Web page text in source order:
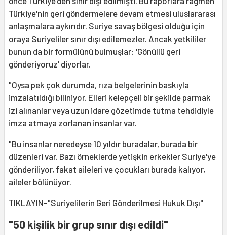
Türkiye'nin geri göndermelere devam etmesi uluslararası
anlaşmalara aykırıdır. Suriye savaş bölgesi olduğu için
oraya Suriyeliler sınır dışı edilemezler. Ancak yetkililer
bunun da bir formülünü bulmuşlar: 'Gönüllü geri
gönderiyoruz' diyorlar.
"Oysa pek çok durumda, rıza belgelerinin baskıyla
imzalatıldığı biliniyor. Elleri kelepçeli bir şekilde parmak
izi alınanlar veya uzun idare gözetimde tutma tehdidiyle
imza atmaya zorlanan insanlar var.
"Bu insanlar neredeyse 10 yıldır buradalar, burada bir
düzenleri var. Bazı örneklerde yetişkin erkekler Suriye'ye
gönderiliyor, fakat aileleri ve çocukları burada kalıyor,
aileler bölünüyor.
TIKLAYIN-"Suriyelilerin Geri Gönderilmesi Hukuk Dışı"
"50 kişilik bir grup sınır dışı edildi"